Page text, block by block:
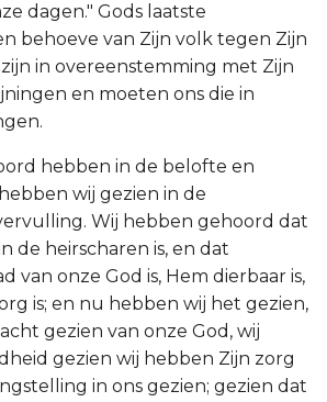
dagen." Gods laatste
behoeve van Zijn volk tegen Zijn
in overeenstemming met Zijn
en moeten ons die in
hebben in de belofte en
wij gezien in de
Wij hebben gehoord dat
de heirscharen is, en dat
van onze God is, Hem dierbaar is,
is; en nu hebben wij het gezien,
gezien van onze God, wij
gezien wij hebben Zijn zorg
in ons gezien; gezien dat